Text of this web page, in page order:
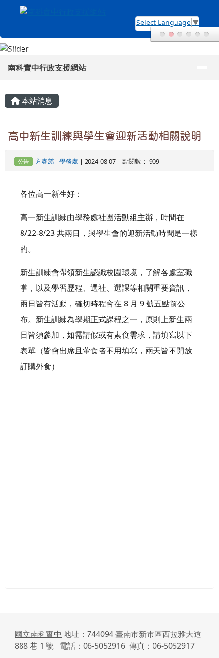
跳至主內容區
南科實中行政支援網站
Select Language ▼
導覽列
南科實中行政支援網站
主內容區域
本站消息
高中新生訓練與學生會迎新活動相關說明
公告 方睿慈-學務處 | 2024-08-07 | 點閱數： 909
各位高一新生好：
高一新生訓練由學務處社團活動組主辦，時間在
8/22-8/23 共兩日，與學生會的迎新活動時間是一樣
的。
新生訓練會帶領新生認識校園環境，了解各處室職
掌，以及學習歷程、選社、選課等相關重要資訊，
兩日皆有活動，確切時程會在 8 月 9 號五點前公
布。新生訓練為學期正式課程之一，原則上新生兩
日皆須參加，如需請假或有素食需求，請填寫以下
表單（皆會出席且葷食者不用填寫，兩天皆不開放
訂購外食）
國立南科實中 地址：744094 臺南市新市區西拉雅大道
888 巷 1 號 電話：06-5052916 傳真：06-5052917